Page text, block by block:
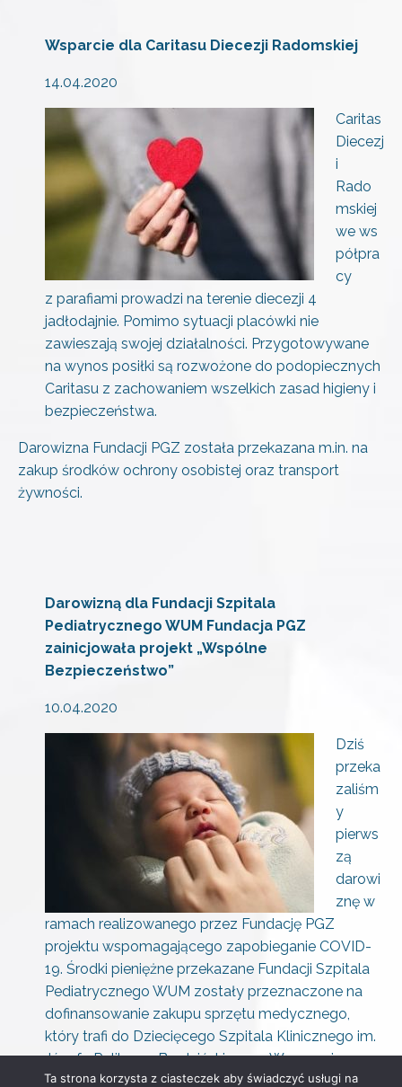
Wsparcie dla Caritasu Diecezji Radomskiej
14.04.2020
Caritas
Diecezj
i
Rado
mskiej
we ws
półpra
cy
z parafiami prowadzi na terenie diecezji 4
jadłodajnie. Pomimo sytuacji placówki nie
zawieszają swojej działalności. Przygotowywane
na wynos posiłki są rozwożone do podopiecznych
Caritasu z zachowaniem wszelkich zasad higieny i
bezpieczeństwa.
Darowizna Fundacji PGZ została przekazana m.in. na
zakup środków ochrony osobistej oraz transport
żywności.
Darowizną dla Fundacji Szpitala
Pediatrycznego WUM Fundacja PGZ
zainicjowała projekt „Wspólne
Bezpieczeństwo”
10.04.2020
Dziś
przeka
zaliśm
y
pierws
zą
darowi
znę w
ramach realizowanego przez Fundację PGZ
projektu wspomagającego zapobieganie COVID-
19. Środki pieniężne przekazane Fundacji Szpitala
Pediatrycznego WUM zostały przeznaczone na
dofinansowanie zakupu sprzętu medycznego,
który trafi do Dziecięcego Szpitala Klinicznego im.
Józefa Polikarpa Brudzińskiego w Warszawie.
Ta strona korzysta z ciasteczek aby świadczyć usługi na